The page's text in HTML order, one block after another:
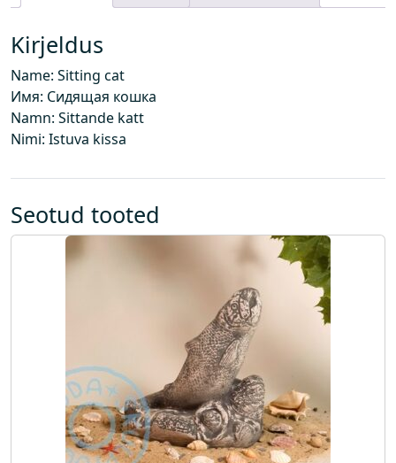
o
g
u
s
Kirjeldus
Name: Sitting cat
Имя: Сидящая кошка
Namn: Sittande katt
Nimi: Istuva kissa
Seotud tooted